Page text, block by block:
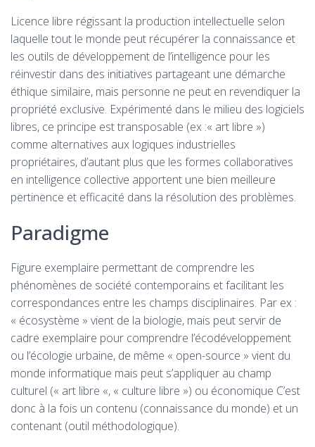
Licence libre régissant la production intellectuelle selon
laquelle tout le monde peut récupérer la connaissance et
les outils de développement de l’intelligence pour les
réinvestir dans des initiatives partageant une démarche
éthique similaire, mais personne ne peut en revendiquer la
propriété exclusive. Expérimenté dans le milieu des logiciels
libres, ce principe est transposable (ex :« art libre »)
comme alternatives aux logiques industrielles
propriétaires, d’autant plus que les formes collaboratives
en intelligence collective apportent une bien meilleure
pertinence et efficacité dans la résolution des problèmes.
Paradigme
Figure exemplaire permettant de comprendre les
phénomènes de société contemporains et facilitant les
correspondances entre les champs disciplinaires. Par ex :
« écosystème » vient de la biologie, mais peut servir de
cadre exemplaire pour comprendre l’écodéveloppement
ou l’écologie urbaine, de même « open-source » vient du
monde informatique mais peut s’appliquer au champ
culturel (« art libre «, « culture libre ») ou économique C’est
donc à la fois un contenu (connaissance du monde) et un
contenant (outil méthodologique).